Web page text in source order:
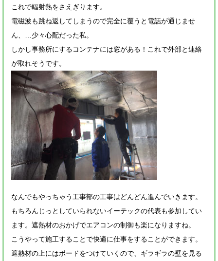
これで輻射熱をさえぎります。
電磁波も跳ね返してしまうので完全に覆うと電話が通じませ
ん、…少々心配だった私。
しかし事務所にするコンテナには窓がある！これで外部と連絡
が取れそうです。
なんでもやっちゃう工事部の工事はどんどん進んでいきます。
もちろんじっとしていられないイーテックの代表も参加してい
ます。遮熱材のおかげでエアコンの制御も楽になりますね。
こうやって施工することで快適に仕事をすることができます。
遮熱材の上にはボードをつけていくので、ギラギラの壁を見る